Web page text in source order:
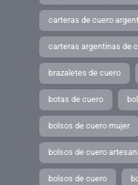
carteras de cuero
carteras argentinas de
brazaletes de cuero
botas de cuero
bolsos de cuero mujer
bolsos de cuero
bolsos de cuero